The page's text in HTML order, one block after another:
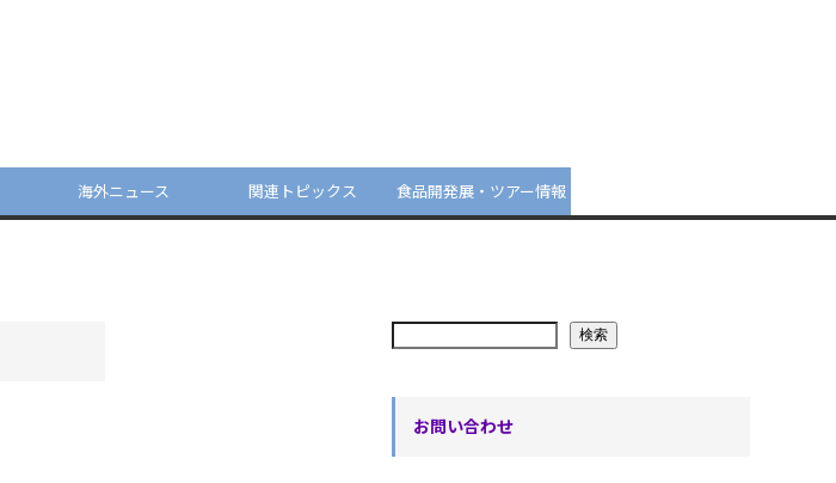
海外ニュース 関連トピックス 食品開発展・ツアー情報
検索
お問い合わせ